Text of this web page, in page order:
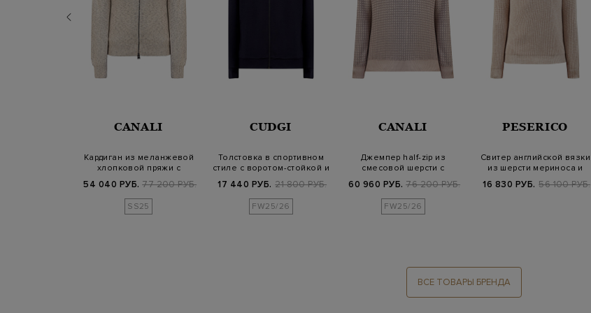
CANALI
Кардиган из меланжевой
хлопковой пряжи с
54 040 РУБ. 77 200 РУБ.
SS25
CUDGI
Толстовка в спортивном
стиле с воротом-стойкой и
17 440 РУБ. 21 800 РУБ.
FW25/26
CANALI
Джемпер half-zip из
смесовой шерсти с
60 960 РУБ. 76 200 РУБ.
FW25/26
PESERICO
Свитер английской вязки
из шерсти мериноса и
16 830 РУБ. 56 100 РУБ.
ВСЕ ТОВАРЫ БРЕНДА